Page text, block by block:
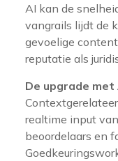
AI kan de
vangrails lijdt de
gevoelige
reputatie als
De upgrade met
realtime input
beoordelaars en